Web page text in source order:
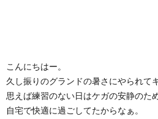
こんにちはー。
久し振りのグランドの暑さにやられて
思えば練習のない日はケガの安静のた
自宅で快適に過ごしてたからなぁ。